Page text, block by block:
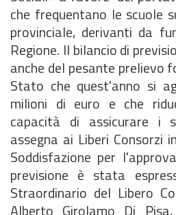
che frequentano le scuole
provinciale, derivanti da
Regione. Il bilancio di
anche del pesante prelievo
Stato che quest'anno si
milioni di euro e che
capacità di assicurare i
assegna ai Liberi Consorzi
Soddisfazione per
previsione è stata
Straordinario del Libero
Alberto Girolamo Di